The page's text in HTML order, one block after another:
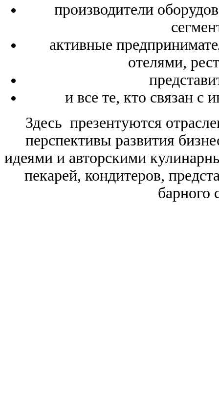
производители
активные
отелями,
и все те, кто связан с
Здесь презентуются
перспективы развития
идеями и авторскими
пекарей, кондитеров,
барного